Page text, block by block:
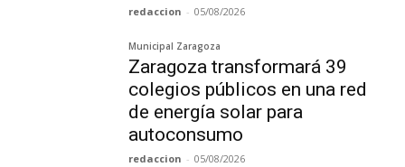
redaccion - 05/08/2026
Municipal Zaragoza
Zaragoza transformará 39
colegios públicos en una red
de energía solar para
autoconsumo
redaccion - 05/08/2026